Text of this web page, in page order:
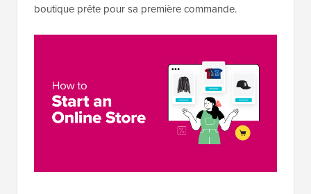
boutique prête pour sa première commande.